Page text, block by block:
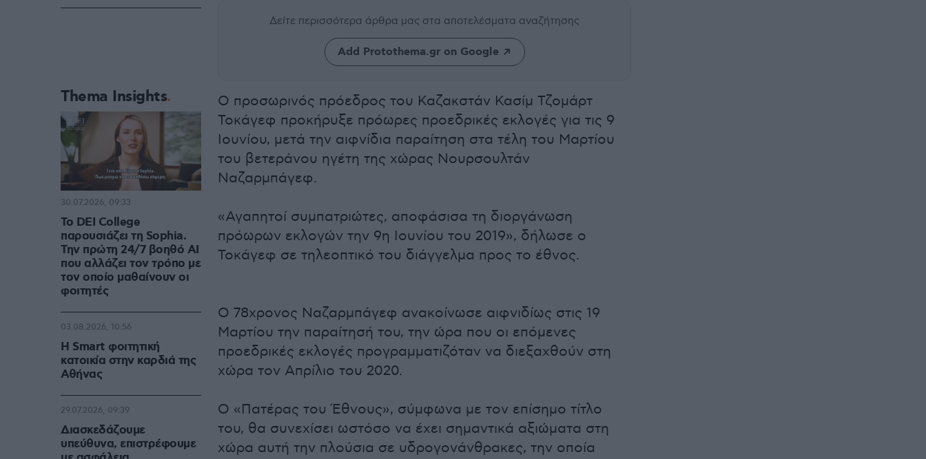
Δείτε περισσότερα άρθρα μας στα αποτελέσματα αναζήτησης
Add Protothema.gr on Google
Ο προσωρινός πρόεδρος του Καζακστάν Κασίμ Τζομάρτ
Τοκάγεφ προκήρυξε πρόωρες προεδρικές εκλογές για τις 9
Ιουνίου, μετά την αιφνίδια παραίτηση στα τέλη του Μαρτίου
του βετεράνου ηγέτη της χώρας Νουρσουλτάν
Ναζαρμπάγεφ.
«Αγαπητοί συμπατριώτες, αποφάσισα τη διοργάνωση
πρόωρων εκλογών την 9η Ιουνίου του 2019», δήλωσε ο
Τοκάγεφ σε τηλεοπτικό του διάγγελμα προς το έθνος.
Ο 78χρονος Ναζαρμπάγεφ ανακοίνωσε αιφνιδίως στις 19
Μαρτίου την παραίτησή του, την ώρα που οι επόμενες
προεδρικές εκλογές προγραμματιζόταν να διεξαχθούν στη
χώρα τον Απρίλιο του 2020.
Ο «Πατέρας του Έθνους», σύμφωνα με τον επίσημο τίτλο
του, θα συνεχίσει ωστόσο να έχει σημαντικά αξιώματα στη
χώρα αυτή την πλούσια σε υδρογονάνθρακες, την οποία
Thema Insights
Το DEI College
παρουσιάζει τη Sophia.
Την πρώτη 24/7 βοηθό AI
που αλλάζει τον τρόπο με
τον οποίο μαθαίνουν οι
φοιτητές
30.07.2026, 09:33
Η Smart φοιτητική
κατοικία στην καρδιά της
Αθήνας
03.08.2026, 10:56
Διασκεδάζουμε
υπεύθυνα, επιστρέφουμε
29.07.2026, 09:39